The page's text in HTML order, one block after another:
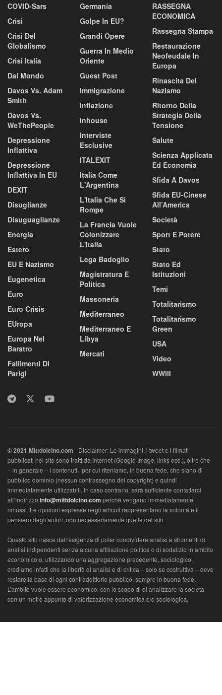
COVID-Sars
Crisi
Crisi Del
Globalismo
Crisi Italia
Dal Mondo
Davos Vs. Adam
Smith
Davos Vs.
WeThePeople
Depressione
Inflattiva
Depressione
Inflattiva In EU
DEXIT
Disuglianze
Disuguaglianze
Energia
Estero
EU E Nazismo
Eugenetica
Euro
Euro Crisis
EUropa
Europa Nel
Baratro
Fallimenti Di
Parigi
Germania
Golpe In EU?
Grandi Opere
Guerra In Medio
Oriente
Guest Post
Immigrazione
Inflazione
Inhouse
Interviste
Esclusive
ITALEXIT
Italia Come
L'Argentina
L'Italia Che Si
Rompe
La Francia Vuole
Colonizzare
L'Italia
Lega Badoglio
Magistratura E
Politica
Massoneria
Mediterraneo
Mediterraneo E
Libya
Mercati
RASSEGNA
ECONOMICA
Rassegna Stampa
Restaurazione
Neofeudale In
Europa
Rinascita Del
Nazismo
Ritorno Della
Strategia Della
Tensione
Salute
Scienza Applicata
Ed Economia
Sfida A Davos
Sfida EU-Cinese
All’America
Società
Sport E Potere
Stato
Stato Ed
Istituzioni
Temi
Totalitarismo
Totalitarismo
Green
USA
Video
WWIII
© 2021 MIttdolcino.com - Disclaimer: Le immagini, i tweet e i filmati
pubblicati nel sito sono tratti da Internet (Google Image, links ecc.), oltre che
– in generale – i contenuti, per cui riteniamo, in buona fede, che siano di
pubblico dominio (nessun contrassegno del copyright) e quindi
immediatamente utilizzabili. In caso contrario, sarà sufficiente contattarci
all’indirizzo info@mittdolcino.com perché vengano immediatamente
rimossi. Le opinioni espresse negli articoli rappresentano la volontà e il
pensiero degli autori, non necessariamente quelle del sito.
Questo sito nasce dall’esigenza di poter condividere analisi e strumenti di
analisi indipendenti senza alcuna affiliazione politica o di sodalizio in ambito
economico o, utilizzando una aggregazione precedente, sociologico.
crediamo infatti che la libertà di analisi e di critica – solo se costruttiva – deve
restare la base di ogni contraddittorio pubblico, sempre in buona fede.
L’ambito vuole essere economico, con lo scopo di di analizzare la società
con un metro appunto di valorizzazione economica e/o sociologica.